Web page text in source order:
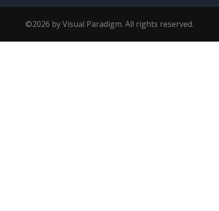
©2026 by Visual Paradigm. All rights reserved.